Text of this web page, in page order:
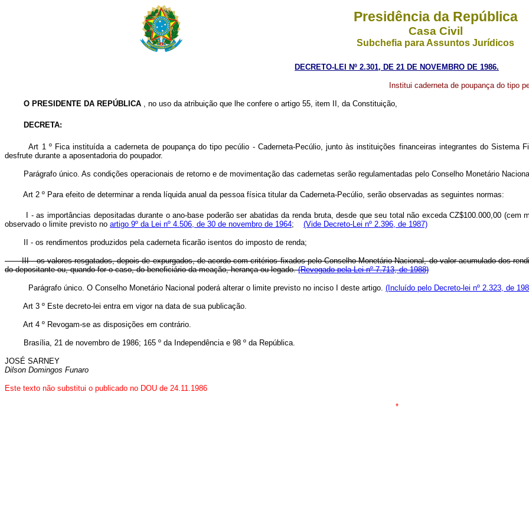
Presidência da República
Casa Civil
Subchefia para Assuntos Jurídicos
DECRETO-LEI Nº 2.301, DE 21 DE NOVEMBRO DE 1986.
Institui caderneta de poupança do tipo
O PRESIDENTE DA REPÚBLICA , no uso da atribuição que lhe confere o artigo 55, item II, da Constituição,
DECRETA:
Art 1 º Fica instituída a caderneta de poupança do tipo pecúlio - Caderneta-Pecúlio, junto às instituições financeiras integrantes do Sistema
desfrute durante a aposentadoria do poupador.
Parágrafo único. As condições operacionais de retorno e de movimentação das cadernetas serão regulamentadas pelo Conselho Monetário
Art 2 º Para efeito de determinar a renda líquida anual da pessoa física titular da Caderneta-Pecúlio, serão observadas as seguintes normas:
I - as importâncias depositadas durante o ano-base poderão ser abatidas da renda bruta, desde que seu total não exceda CZ$100.000,00
observado o limite previsto no artigo 9º da Lei nº 4.506, de 30 de novembro de 1964; (Vide Decreto-Lei nº 2.396, de 1987)
II - os rendimentos produzidos pela caderneta ficarão isentos do imposto de renda;
III - os valores resgatados, depois de expurgados, de acordo com critérios fixados pelo Conselho Monetário Nacional, do valor acumulado dos
do depositante ou, quando for o caso, do beneficiário da meação, herança ou legado.(Revogado pela Lei nº 7.713, de 1988)
Parágrafo único. O Conselho Monetário Nacional poderá alterar o limite previsto no inciso I deste artigo. (Incluído pelo Decreto-lei nº 2.323, de
Art 3 º Este decreto-lei entra em vigor na data de sua publicação.
Art 4 º Revogam-se as disposições em contrário.
Brasília, 21 de novembro de 1986; 165 º da Independência e 98 º da República.
JOSÉ SARNEY
Dilson Domingos Funaro
Este texto não substitui o publicado no DOU de 24.11.1986
*